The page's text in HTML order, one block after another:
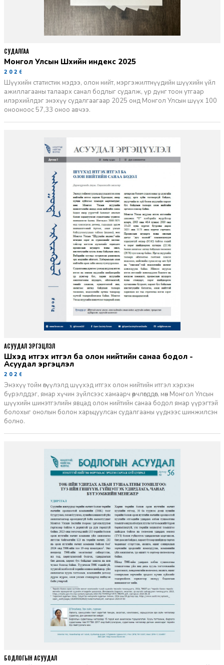
Монгол Улсын Шүүхийн индекс 2025
2026-06-11
Шүүхийн статистик мэдээ, олон нийт, мэргэжилтнүүдийн шүүхийн үйл
ажиллагааны талаарх санал бодлыг судалж, үр дүнг тоон утгаар
илэрхийлдэг энэхүү судалгаагаар 2025 онд Монгол Улсын шүүх 100
онооноос 57,33 оноо авчээ.
СУДАЛГАА
Шүүхэд итгэх итгэл ба олон нийтийн санаа бодол -
Асуудал эргэцүүлэл
2026-06-11
Энэхүү тойм өгүүлэлд шүүхэд итгэх олон нийтийн итгэл хэрхэн
бүрэлддэг, ямар хүчин зүйлсээс хамаарч өөрчлөгддөг, мөн Монгол Улсын
шүүхийн шинэтгэлийн явцад олон нийтийн санаа бодол ямар үүрэгтэй
болохыг онолын болон харьцуулсан судалгааны үүднээс шинжилсэн
болно.
АСУУДАЛ ЭРГЭЦҮҮЛЭЛ
БОДЛОГЫН АСУУДАЛ